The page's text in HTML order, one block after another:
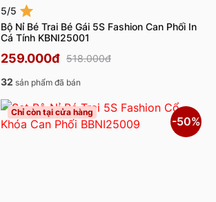
5/5
Bộ Nỉ Bé Trai Bé Gái 5S Fashion Can Phối In
Cá Tính KBNI25001
259.000đ 518.000đ
32 sản phẩm đã bán
Chỉ còn tại cửa hàng
-50%